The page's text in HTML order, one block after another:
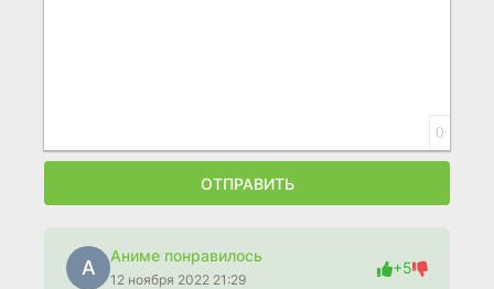
0
ОТПРАВИТЬ
А
Аниме понравилось
12 ноября 2022 21:29
+5